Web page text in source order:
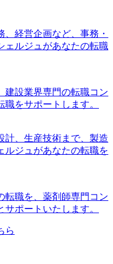
、経営企画など、事務・
ェルジュがあなたの転職
建設業界専門の転職コン
をサポートします。
計、生産技術まで、製造
ルジュがあなたの転職を
転職を、薬剤師専門コン
ポートいたします。
ら